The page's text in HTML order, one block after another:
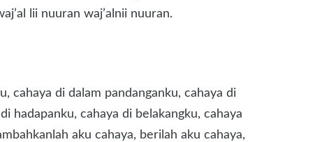
lii nuuran waj’alnii nuuran.
cahaya di dalam pandanganku, cahaya di
hadapanku, cahaya di belakangku, cahaya
aku cahaya, berilah aku cahaya,